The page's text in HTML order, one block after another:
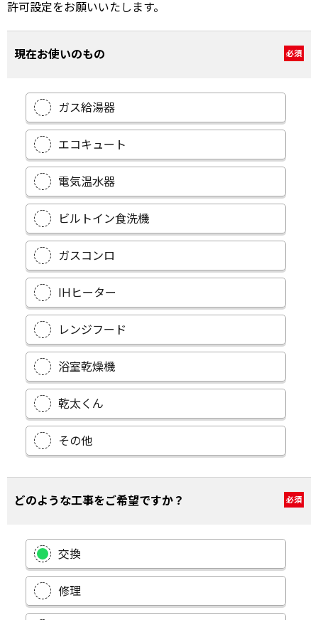
許可設定をお願いいたします。
現在お使いのもの 必須
ガス給湯器
エコキュート
電気温水器
ビルトイン食洗機
ガスコンロ
IHヒーター
レンジフード
浴室乾燥機
乾太くん
その他
どのような工事をご希望ですか？ 必須
交換
修理